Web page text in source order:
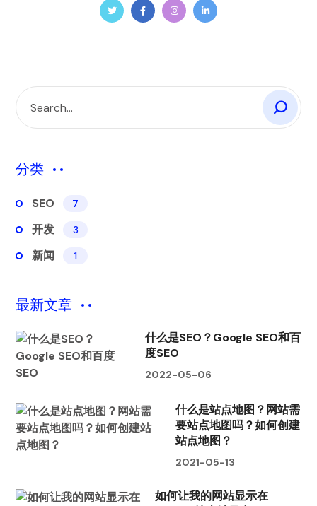
分类
SEO 7
开发 3
新闻 1
最新文章
什么是SEO？Google SEO和百
度SEO
2022-05-06
什么是站点地图？网站需
要站点地图吗？如何创建
站点地图？
2021-05-13
如何让我的网站显示在